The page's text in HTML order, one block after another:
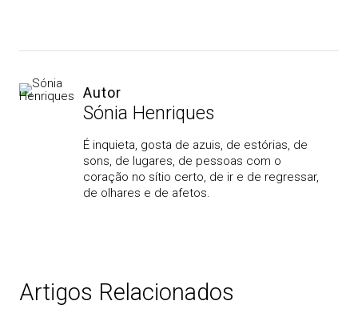
Autor
Sónia Henriques
É inquieta, gosta de azuis, de estórias, de
sons, de lugares, de pessoas com o
coração no sítio certo, de ir e de regressar,
de olhares e de afetos.
Artigos Relacionados